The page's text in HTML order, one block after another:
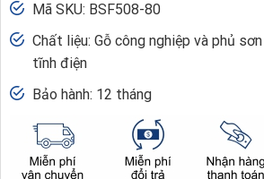
Mã SKU: BSF508-80
Chất liệu: Gỗ công nghiệp và phủ
tĩnh điện
Bảo hành: 12 tháng